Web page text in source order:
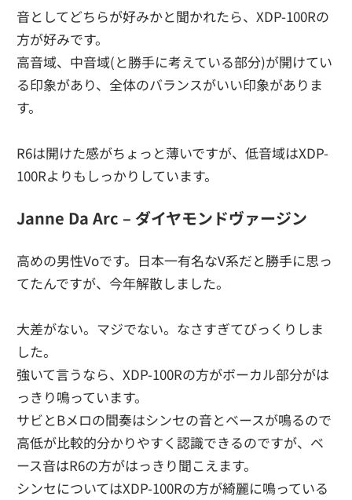
音としてどちらが好みかと聞かれたら、XDP-100Rの
方が好みです。
高音域、中音域(と勝手に考えている部分)が開けてい
る印象があり、全体のバランスがいい印象がありま
す。
R6は開けた感がちょっと薄いですが、低音域はXDP-
100Rよりもしっかりしています。
Janne Da Arc – ダイヤモンドヴァージン
高めの男性Voです。日本一有名なV系だと勝手に思っ
てたんですが、今年解散しました。
大差がない。マジでない。なさすぎてびっくりしま
した。
強いて言うなら、XDP-100Rの方がボーカル部分がは
っきり鳴っています。
サビとBメロの間奏はシンセの音とベースが鳴るので
高低が比較的分かりやすく認識できるのですが、ベ
ース音はR6の方がはっきり聞こえます。
シンセについてはXDP-100Rの方が綺麗に鳴っている